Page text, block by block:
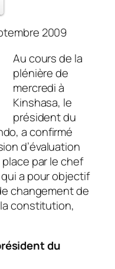
2009
Au cours de la
plénière de
mercredi à
Kinshasa, le
président du
a confirmé
d’évaluation
par le chef
a pour objectif
changement de
constitution,
du